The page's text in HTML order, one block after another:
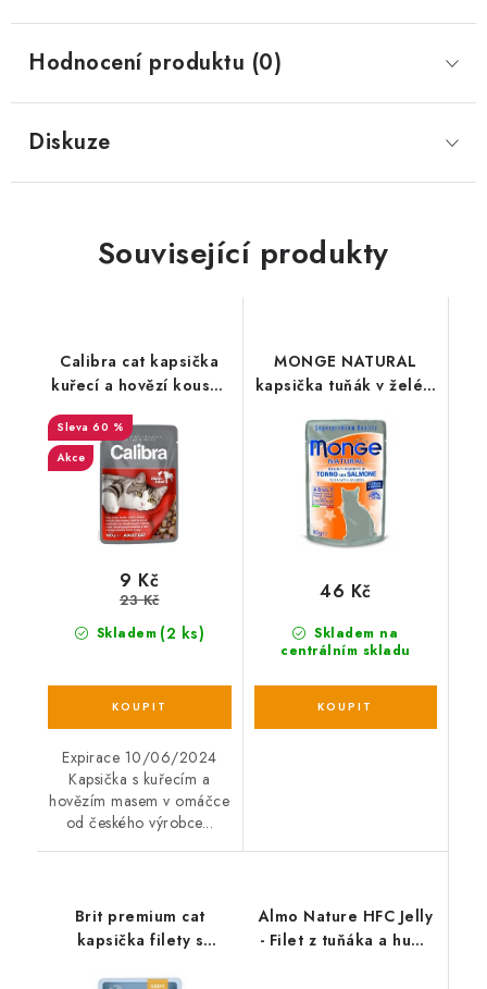
Hodnocení produktu (0)
Diskuze
Související produkty
Calibra cat kapsička
kuřecí a hovězí kousky
v omáčce - 100g
60 %
Akce
Skladem (2 ks)
9 Kč
23 Kč
Expirace 10/06/2024
Kapsička s kuřecím a
hovězím masem v omáčce
od českého výrobce...
MONGE NATURAL
kapsička tuňák v želé s
g
Skladem na
centrálním skladu
46 Kč
Brit premium cat
kapsička filety s
Almo Nature HFC Jelly
- Filet z tuňáka a humr